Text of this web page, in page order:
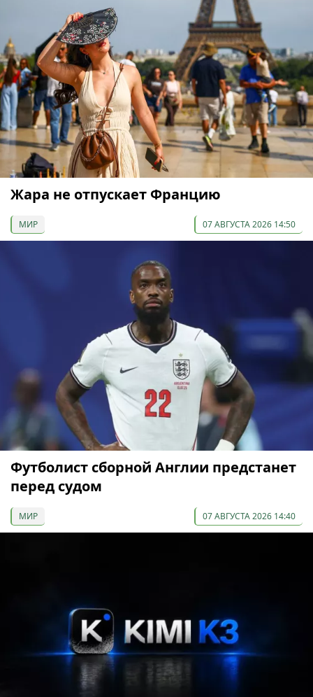
Жара не отпускает Францию
МИР 07 АВГУСТА 2026 14:50
Футболист сборной Англии предстанет
перед судом
МИР 07 АВГУСТА 2026 14:40